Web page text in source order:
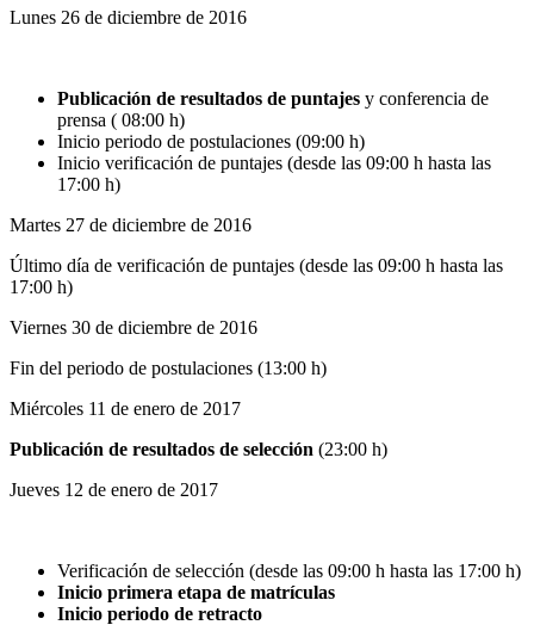
Lunes 26 de diciembre de 2016
Publicación de resultados de puntajes y conferencia de
prensa ( 08:00 h)
Inicio periodo de postulaciones (09:00 h)
Inicio verificación de puntajes (desde las 09:00 h hasta las
17:00 h)
Martes 27 de diciembre de 2016
Último día de verificación de puntajes (desde las 09:00 h hasta las
17:00 h)
Viernes 30 de diciembre de 2016
Fin del periodo de postulaciones (13:00 h)
Miércoles 11 de enero de 2017
Publicación de resultados de selección (23:00 h)
Jueves 12 de enero de 2017
Verificación de selección (desde las 09:00 h hasta las 17:00 h)
Inicio primera etapa de matrículas
Inicio periodo de retracto